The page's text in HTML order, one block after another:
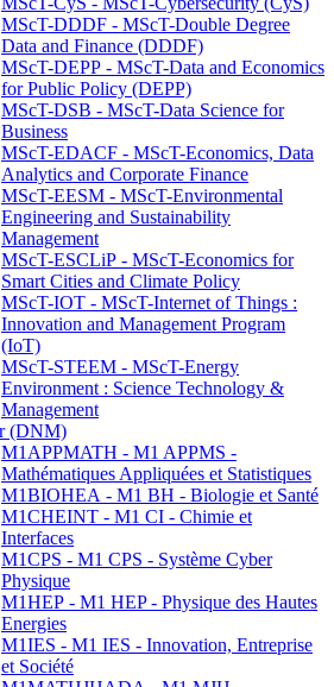
MScT-DDDF - MScT-Double Degree
Data and Finance (DDDF)
MScT-DEPP - MScT-Data and Economics
for Public Policy (DEPP)
MScT-DSB - MScT-Data Science for
Business
MScT-EDACF - MScT-Economics, Data
Analytics and Corporate Finance
MScT-EESM - MScT-Environmental
Engineering and Sustainability
Management
MScT-ESCLiP - MScT-Economics for
Smart Cities and Climate Policy
MScT-IOT - MScT-Internet of Things :
Innovation and Management Program
(IoT)
MScT-STEEM - MScT-Energy
Environment : Science Technology &
Management
(DNM)
M1APPMATH - M1 APPMS -
Mathématiques Appliquées et Statistiques
M1BIOHEA - M1 BH - Biologie et Santé
M1CHEINT - M1 CI - Chimie et
Interfaces
M1CPS - M1 CPS - Système Cyber
Physique
M1HEP - M1 HEP - Physique des Hautes
Energies
M1IES - M1 IES - Innovation, Entreprise
et Société